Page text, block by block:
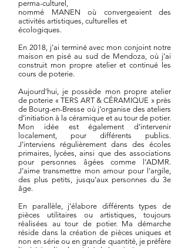
perma-culturel,
nommé MANEN où convergeaient des
activités artistiques, culturelles et
écologiques.
En 2018, j’ai terminé avec mon conjoint notre
maison en pisé au sud de Mendoza, où j’ai
construit mon propre atelier et continué les
cours de poterie.
Aujourd’hui, je possède mon propre atelier
de poterie « TERS ART & CÉRAMIQUE » près
de Bourg-en-Bresse où j’organise des ateliers
d’initiation à la céramique et au tour de potier.
Mon idée est également d’intervenir
localement, pour différents publics.
J’interviens régulièrement dans des écoles
primaires, lycées, ainsi que des associations
pour personnes âgées comme l’ADMR.
J’aime transmettre mon amour pour l’argile,
des plus petits, jusqu’aux personnes du 3e
âge.
En parallèle, j’élabore différents types de
pièces utilitaires ou artistiques, toujours
réalisées au tour de potier. Ma démarche
réside dans la création de pièces uniques et
non en série ou en grande quantité, je préfère